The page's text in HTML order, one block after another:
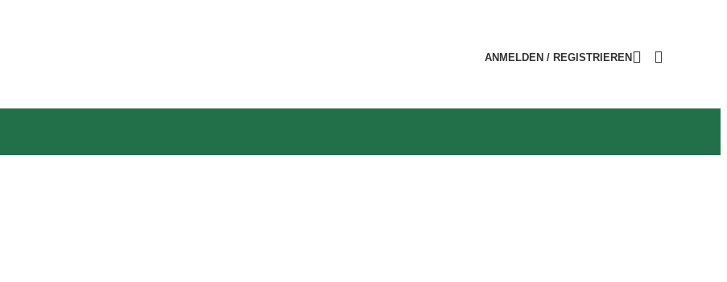
ANMELDEN / REGISTRIEREN